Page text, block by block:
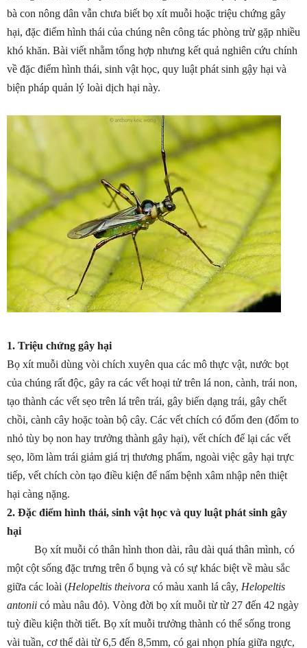
bà con nông dân vẫn chưa biết bọ xít muỗi hoặc triệu chứng gây
hại, đặc điểm hình thái của chúng nên công tác phòng trừ gặp nhiều
khó khăn. Bài viết nhằm tổng hợp nhưng kết quả nghiên cứu chính
về đặc điểm hình thái, sinh vật học, quy luật phát sinh gậy hại và
biện pháp quản lý loài dịch hại này.
1. Triệu chứng gây hại
Bọ xít muỗi dùng vòi chích xuyên qua các mô thực vật, nước bọt
của chúng rất độc, gây ra các vết hoại tử trên lá non, cành, trái non,
tạo thành các vết sẹo trên lá trên trái, gây biến dạng trái, gây chết
chồi, cành cây hoặc toàn bộ cây. Các vết chích có đốm đen (đốm to
nhỏ tùy bọ non hay trưởng thành gây hại), vết chích để lại các vết
sẹo, lõm làm trái giảm giá trị thương phẩm, ngoài việc gây hại trực
tiếp, vết chích còn tạo điều kiện để nấm bệnh xâm nhập nên thiệt
hại càng nặng.
2. Đặc điểm hình thái, sinh vật học và quy luật phát sinh gây
hại
Bọ xít muỗi có thân hình thon dài, râu dài quá thân mình, có
một cột sống đặc trưng trên ổ bụng và có sự khác biệt về màu sắc
giữa các loài (Helopeltis theivora có màu xanh lá cây, Helopeltis
antonii có màu nâu đỏ). Vòng đời bọ xít muỗi từ từ 27 đến 42 ngày
tuỳ điều kiện thời tiết. Bọ xít muỗi trưởng thành có thể sống trong
vài tuần, cơ thể dài từ 6,5 đến 8,5mm, có gai nhọn phía giữa ngực,